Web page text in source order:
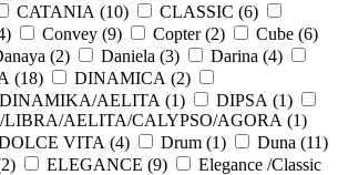
CATANIA (10) CLASSIC (6)
) Convey (9) Copter (2) Cube (6)
(2) Daniela (3) Darina (4)
(18) DINAMICA (2)
DINAMIKA/AELITA (1) DIPSA (1)
AELITA/CALYPSO/AGORA (1)
VITA (4) Drum (1) Duna (11)
2) ELEGANCE (9)
Elegance /Classic